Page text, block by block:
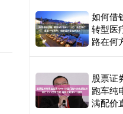
如何借
转型医
路在何
股票证
跑车纯
满配价